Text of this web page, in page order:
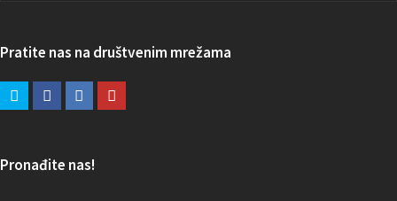
Pratite nas na društvenim mrežama
Pronađite nas!